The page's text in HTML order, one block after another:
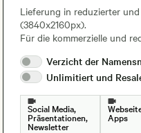
Lieferung in reduzierter
(3840x2160px).
Für die kommerzielle und
Verzicht der
Unlimitiert und
Social Media,
Präsentationen,
Newsletter
Apps